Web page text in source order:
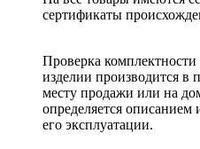
сертификаты
Проверка комплектности
изделии производится в
месту продажи или на
определяется описанием
его эксплуатации.